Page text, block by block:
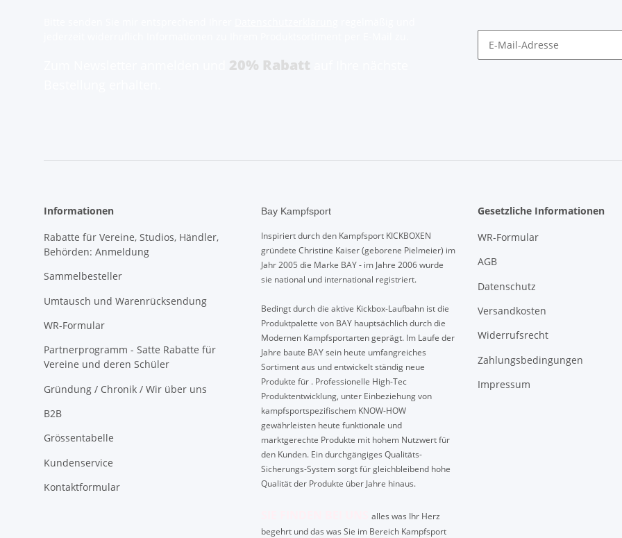
20% Rabatt
Informationen
Rabatte für Vereine, Studios, Händler,
Behörden: Anmeldung
Sammelbesteller
Umtausch und Warenrücksendung
WR-Formular
Partnerprogramm - Satte Rabatte für
Vereine und deren Schüler
Gründung / Chronik / Wir über uns
B2B
Grössentabelle
Kundenservice
Kontaktformular
Bay Kampfsport
Inspiriert durch den Kampfsport KICKBOXEN
gründete Christine Kaiser (geborene Pielmeier) im
Jahr 2005 die Marke BAY - im Jahre 2006 wurde
sie national und international registriert.
Bedingt durch die aktive Kickbox-Laufbahn ist die
Produktpalette von BAY hauptsächlich durch die
Modernen Kampfsportarten geprägt. Im Laufe der
Jahre baute BAY sein heute umfangreiches
Sortiment aus und entwickelt ständig neue
Produkte für . Professionelle High-Tec
Produktentwicklung, unter Einbeziehung von
kampfsportspezifischem KNOW-HOW
gewährleisten heute funktionale und
marktgerechte Produkte mit hohem Nutzwert für
den Kunden. Ein durchgängiges Qualitäts-
Sicherungs-System sorgt für gleichbleibend hohe
Qualität der Produkte über Jahre hinaus.
alles was Ihr Herz
begehrt und das was Sie im Bereich Kampfsport
Gesetzliche Informationen
WR-Formular
AGB
Datenschutz
Versandkosten
Widerrufsrecht
Zahlungsbedingungen
Impressum